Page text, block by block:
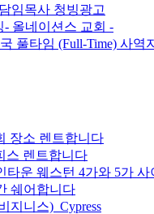
임목사 청빙광고
- 올네이션스 교회 -
풀타임 (Full-Time) 사역
장소 렌트합니다
스 렌트합니다
운 웨스턴 4가와 5가 사
쉐어합니다
지니스)_Cypress